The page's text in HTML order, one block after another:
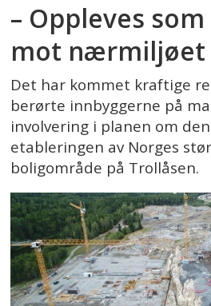
– Oppleves
mot nærmiljøet
Det har kommet kraftige
berørte innbyggerne på
involvering i planen om
etableringen av Norges
boligområde på Trollåsen.